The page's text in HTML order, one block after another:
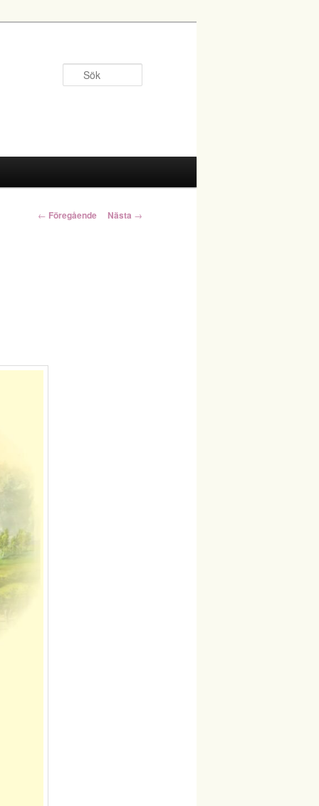
Inläggsnavigering
← Föregående Nästa →